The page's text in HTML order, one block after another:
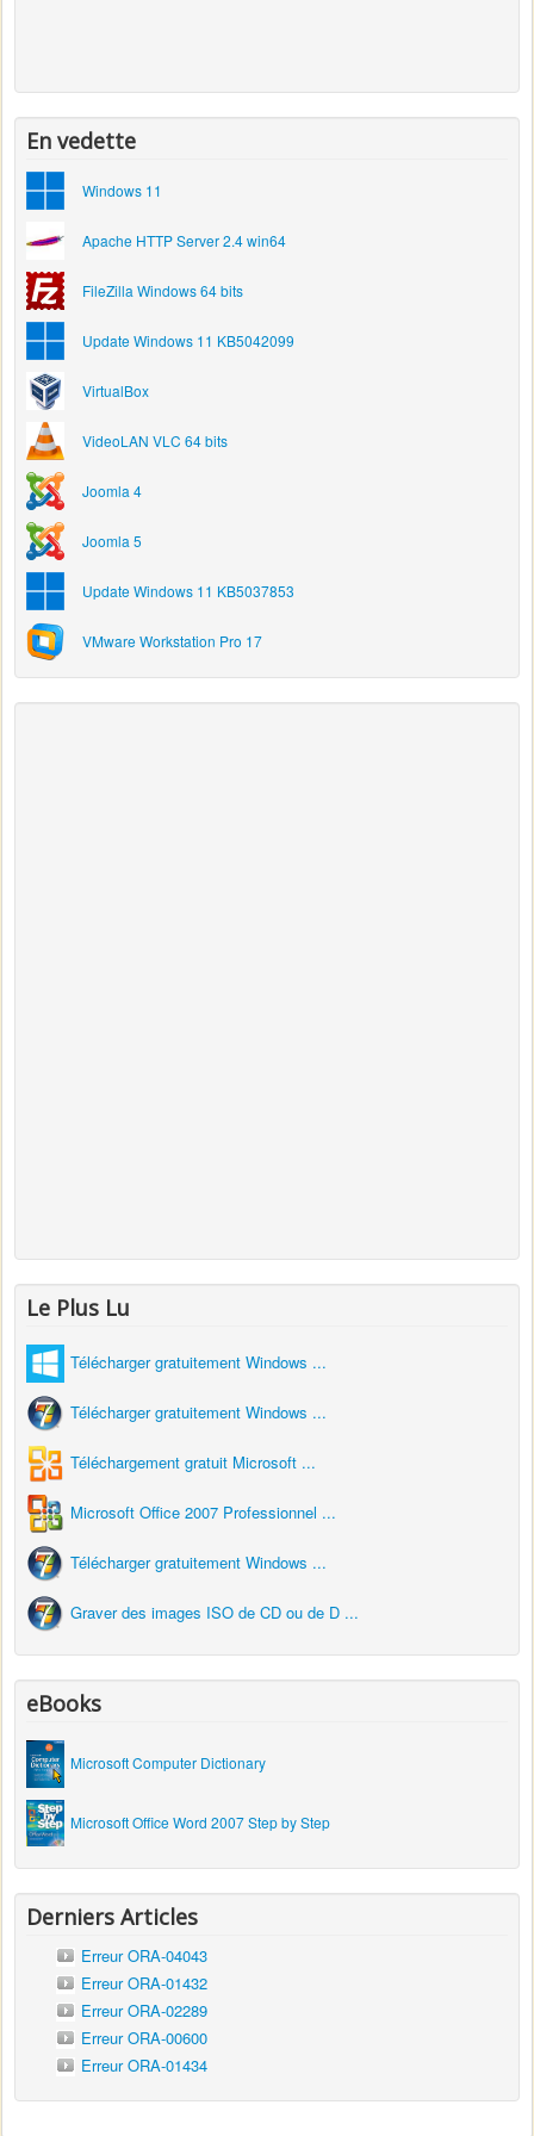
En vedette
Windows 11
Apache HTTP Server 2.4 win64
FileZilla Windows 64 bits
Update Windows 11 KB5042099
VirtualBox
VideoLAN VLC 64 bits
Joomla 4
Joomla 5
Update Windows 11 KB5037853
VMware Workstation Pro 17
Le Plus Lu
Télécharger gratuitement Windows ...
Télécharger gratuitement Windows ...
Téléchargement gratuit Microsoft ...
Microsoft Office 2007 Professionnel ...
Télécharger gratuitement Windows ...
Graver des images ISO de CD ou de D ...
eBooks
Microsoft Computer Dictionary
Microsoft Office Word 2007 Step by Step
Derniers Articles
Erreur ORA-04043
Erreur ORA-01432
Erreur ORA-02289
Erreur ORA-00600
Erreur ORA-01434